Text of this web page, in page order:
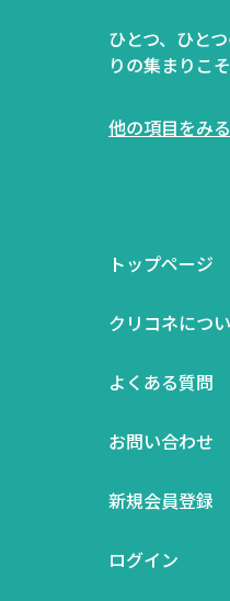
ひとつ、ひと
りの集まりこ
他の項目をみる
トップページ
クリコネにつ
よくある質問
お問い合わせ
新規会員登録
ログイン